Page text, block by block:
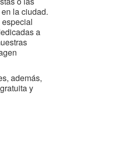
la ciudad.
a
además,
y